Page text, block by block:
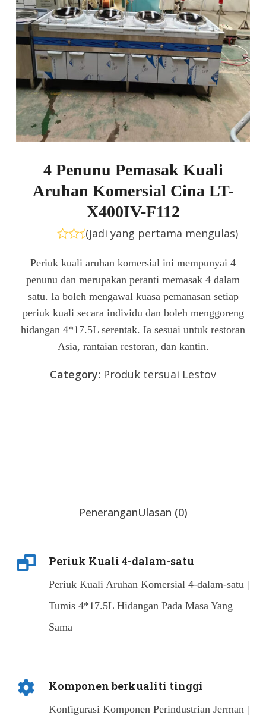
4 Penunu Pemasak Kuali
Aruhan Komersial Cina LT-
X400IV-F112
0
of
(jadi yang pertama mengulas)
Periuk kuali aruhan komersial ini mempunyai 4
penunu dan merupakan peranti memasak 4 dalam
satu. Ia boleh mengawal kuasa pemanasan setiap
periuk kuali secara individu dan boleh menggoreng
hidangan 4*17.5L serentak. Ia sesuai untuk restoran
Asia, rantaian restoran, dan kantin.
Category: Produk tersuai Lestov
PeneranganUlasan (0)
Periuk Kuali 4-dalam-satu
Periuk Kuali Aruhan Komersial 4-dalam-satu |
Tumis 4*17.5L Hidangan Pada Masa Yang
Sama
Komponen berkualiti tinggi
Konfigurasi Komponen Perindustrian Jerman |